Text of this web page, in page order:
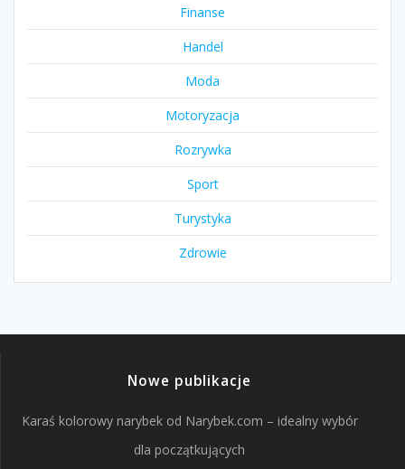
Finanse
Handel
Moda
Motoryzacja
Rozrywka
Sport
Turystyka
Zdrowie
Nowe publikacje
Karaś kolorowy narybek od Narybek.com – idealny wybór
dla początkujących